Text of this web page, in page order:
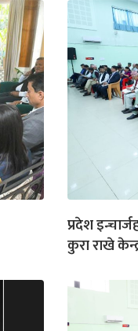
प्रदेश
कुरा राखे